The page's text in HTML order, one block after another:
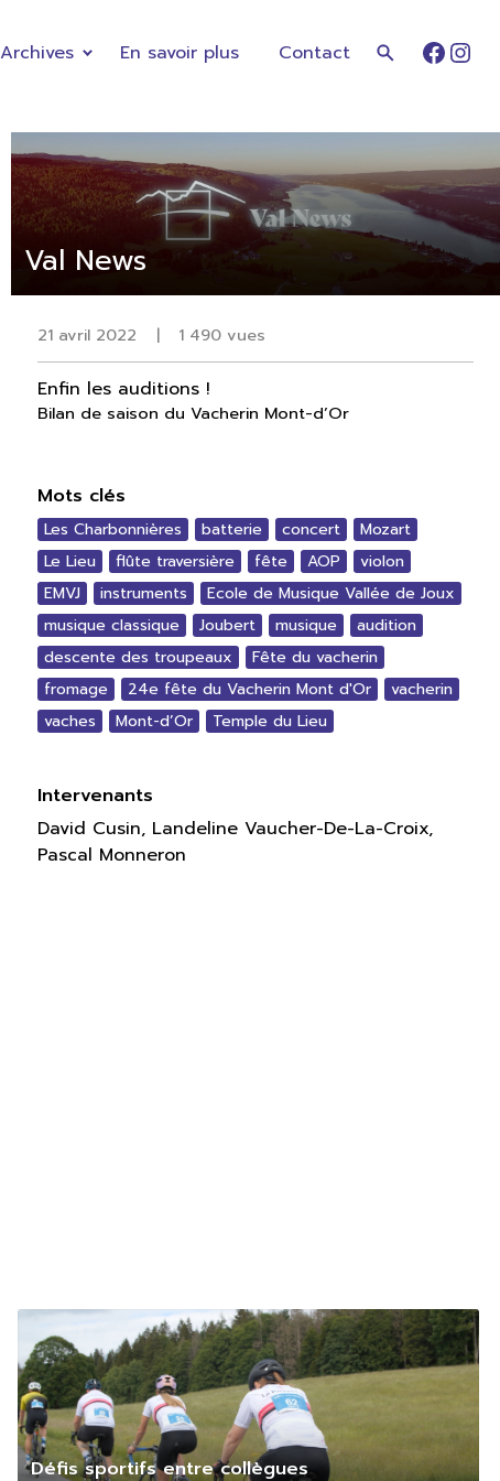
Archives En savoir plus Contact
Val News
21 avril 2022 | 1 490 vues
Enfin les auditions !
Bilan de saison du Vacherin Mont-d’Or
Mots clés
Les Charbonnières batterie concert
Mozart
Le Lieu
flûte traversière fête AOP
violon
EMVJ
instruments
Ecole de Musique Vallée de Joux
musique classique
Joubert musique
audition
descente des troupeaux
Fête du vacherin
fromage
24e fête du Vacherin Mont d'Or
vacherin
vaches
Mont-d’Or Temple du Lieu
Intervenants
David Cusin, Landeline Vaucher-De-La-Croix,
Pascal Monneron
Défis sportifs entre collègues